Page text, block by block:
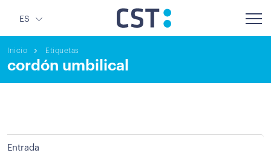
ES
Inicio Etiquetas
cordón umbilical
Entrada